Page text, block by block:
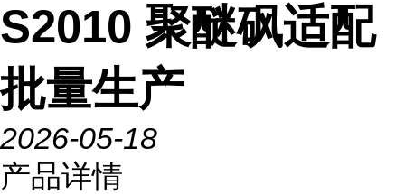
S2010 聚醚砜适配
批量生产
2026-05-18
产品详情